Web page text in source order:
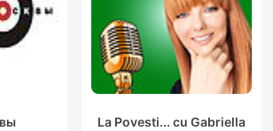
La Povesti... cu Gabriella